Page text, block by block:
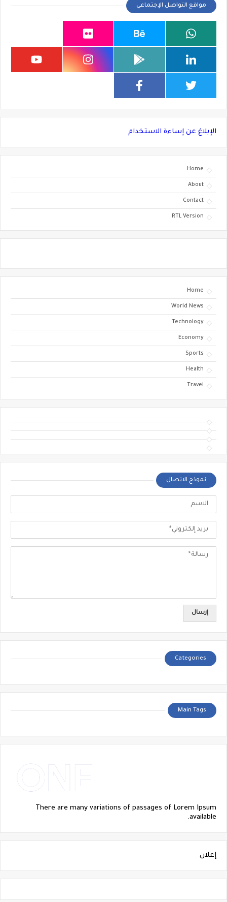
مواقع التواصل الإجتماعي
الإبلاغ عن إساءة الاستخدام
Home
About
Contact
RTL Version
Home
World News
Technology
Economy
Sports
Health
Travel
نموذج الاتصال
Categories
Main Tags
There are many variations of passages of Lorem Ipsum
available.
إعلان